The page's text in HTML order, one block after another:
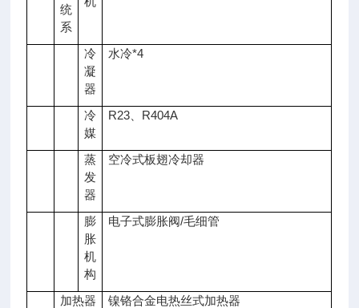
统
系
冷
凝
器
水冷*4
冷
媒
R23、R404A
蒸
发
器
空冷式板翅冷却器
膨
胀
机
构
电子式膨胀阀/毛细管
加热器
镍铬合金电热丝式加热器